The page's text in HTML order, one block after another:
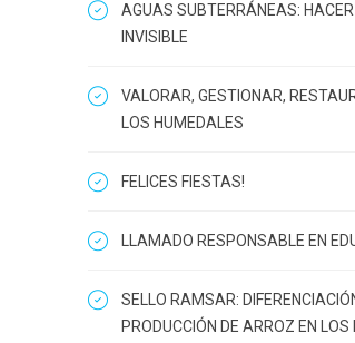
AGUAS SUBTERRÁNEAS:
INVISIBLE
VALORAR, GESTIONAR,
LOS HUMEDALES
FELICES FIESTAS!
LLAMADO RESPONSABLE EN
SELLO RAMSAR:
PRODUCCIÓN DE ARROZ EN LOS